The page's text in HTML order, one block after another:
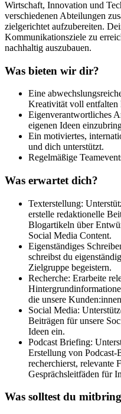
Wirtschaft, Innovation und
verschiedenen Abteilungen
zielgerichtet aufzubereiten.
Kommunikationsziele zu
nachhaltig auszubauen.
Was bieten wir dir?
Eine
Kreativität voll entfalten
Eigenverantwortliches
eigenen Ideen
Ein motiviertes,
und dich unterstützt.
Regelmäßige
Was erwartet dich?
Texterstellung:
erstelle redaktionelle
Blogartikeln über
Social Media Content.
Eigenständiges
schreibst du
Zielgruppe begeistern.
Recherche: Erarbeite
die unsere
Social Media:
Beiträgen für unsere
Ideen ein.
Podcast Briefing:
Erstellung von
recherchierst, relevante
Gesprächsleitfäden für
Was solltest du